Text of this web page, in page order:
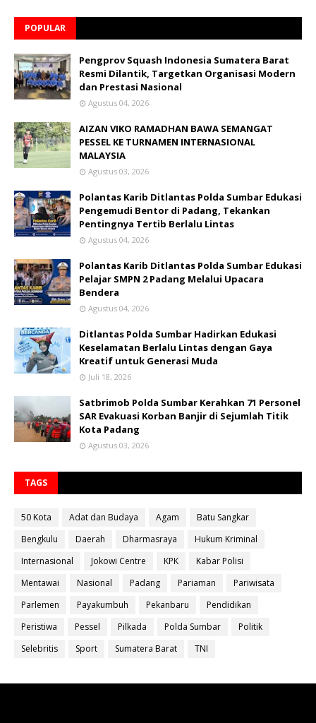
POPULAR
Pengprov Squash Indonesia Sumatera Barat
Resmi Dilantik, Targetkan Organisasi Modern
dan Prestasi Nasional
Agustus 04, 2026
AIZAN VIKO RAMADHAN BAWA SEMANGAT
PESSEL KE TURNAMEN INTERNASIONAL
MALAYSIA
Agustus 03, 2026
Polantas Karib Ditlantas Polda Sumbar Edukasi
Pengemudi Bentor di Padang, Tekankan
Pentingnya Tertib Berlalu Lintas
Agustus 04, 2026
Polantas Karib Ditlantas Polda Sumbar Edukasi
Pelajar SMPN 2 Padang Melalui Upacara
Bendera
Agustus 04, 2026
Ditlantas Polda Sumbar Hadirkan Edukasi
Keselamatan Berlalu Lintas dengan Gaya
Kreatif untuk Generasi Muda
Juli 18, 2026
Satbrimob Polda Sumbar Kerahkan 71 Personel
SAR Evakuasi Korban Banjir di Sejumlah Titik
Kota Padang
Agustus 03, 2026
TAGS
50 Kota Adat dan Budaya Agam
Batu Sangkar
Bengkulu
Daerah Dharmasraya
Hukum Kriminal
Internasional
Jokowi Centre KPK
Kabar Polisi
Mentawai
Nasional Padang Pariaman
Pariwisata
Parlemen
Payakumbuh Pekanbaru
Pendidikan
Peristiwa
Pessel Pilkada Polda Sumbar
Politik
Selebritis
Sport Sumatera Barat TNI